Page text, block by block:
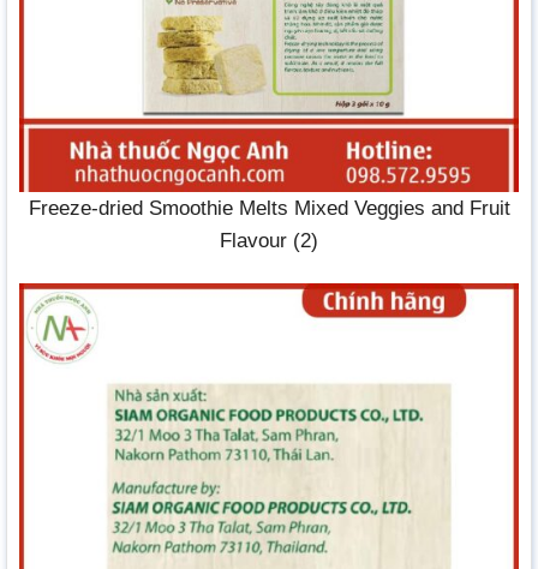
Freeze-dried Smoothie Melts Mixed Veggies and Fruit
Flavour (2)